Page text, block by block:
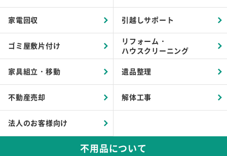
家電回収 引越しサポート
ゴミ屋敷片付け
リフォーム・
ハウスクリーニング
家具組立・移動 遺品整理
不動産売却 解体工事
法人のお客様向け
不用品について